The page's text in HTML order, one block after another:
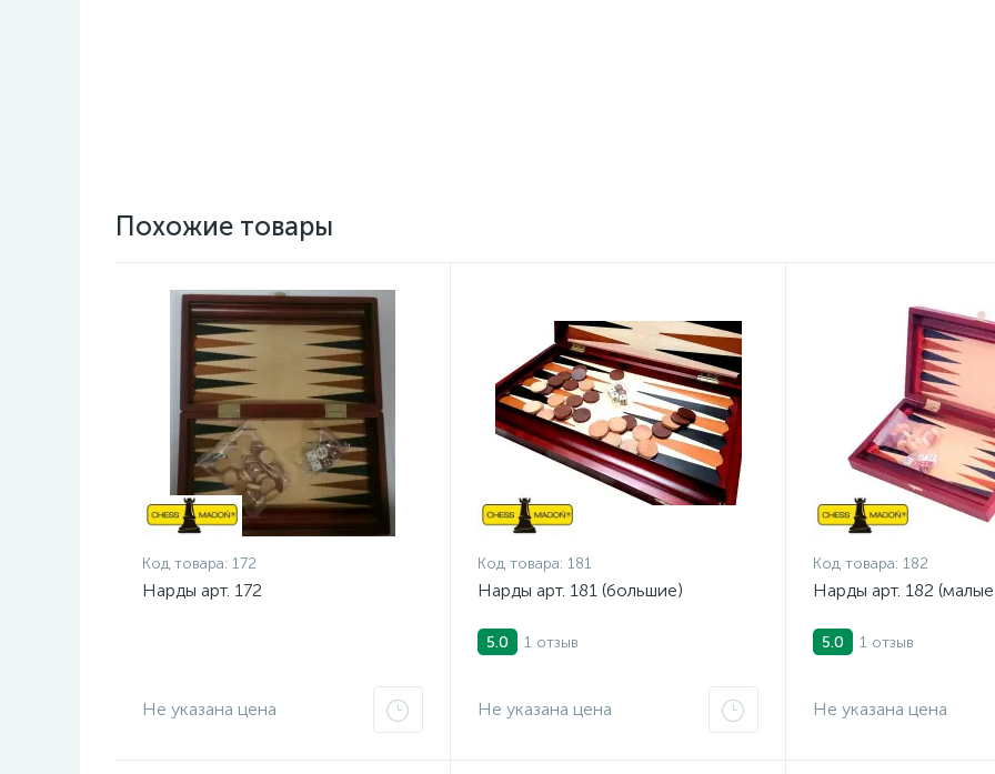
Похожие товары
Код товара: 172
Нарды арт. 172
Не указана цена
Код товара: 181
Нарды арт. 181 (большие)
5.0 1 отзыв
Не указана цена
Код товара: 182
Нарды арт. 182
5.0 1 отзыв
Не указана цена